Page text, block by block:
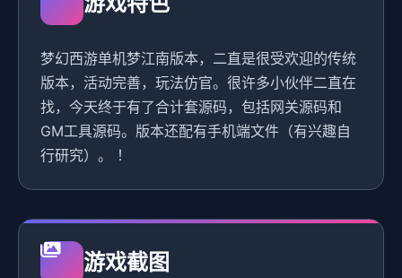
梦幻西游单机梦江南版本，二直是很受欢迎的传统
版本，活动完善，玩法仿官。很许多小伙伴二直在
找，今天终于有了合计套源码，包括网关源码和
GM工具源码。版本还配有手机端文件（有兴趣自
行研究）。 ！
游戏截图